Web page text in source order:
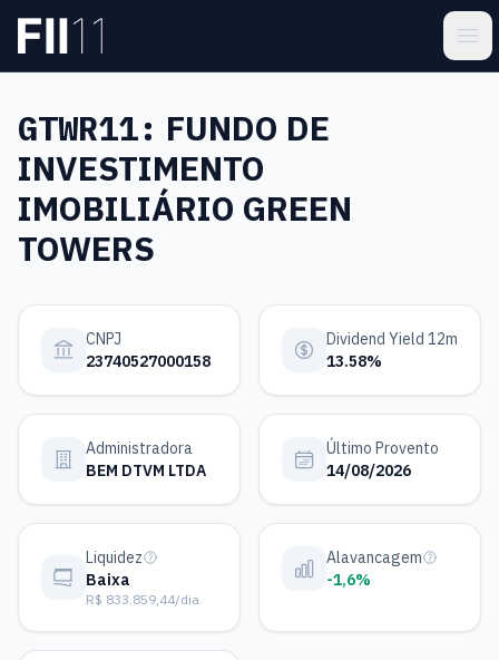
Pular para o conteúdo principal
GTWR11: FUNDO DE
INVESTIMENTO
IMOBILIÁRIO GREEN
TOWERS
CNPJ
23740527000158
Dividend Yield 12m
13.58%
Administradora
BEM DTVM LTDA
Último Provento
14/08/2026
Liquidez
Baixa
R$ 833.859,44/dia
Alavancagem
-1,6%